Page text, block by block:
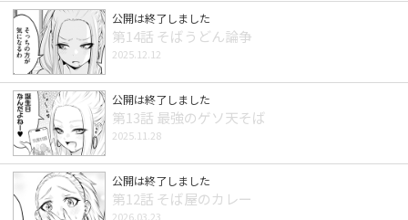
公開は終了しました
第14話 そばうどん論争
2025.12.12
公開は終了しました
第13話 最強のゲソ天そば
2025.11.28
公開は終了しました
第12話 そば屋のカレー
2026.03.23